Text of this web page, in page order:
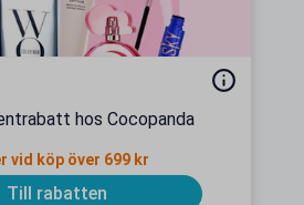
hos Cocopanda
vid köp över 699 kr
Till rabatten